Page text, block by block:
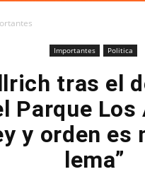
Importantes Politica
tras el
Parque Los
y orden es
lema”